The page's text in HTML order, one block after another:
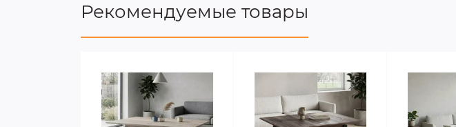
Рекомендуемые товары